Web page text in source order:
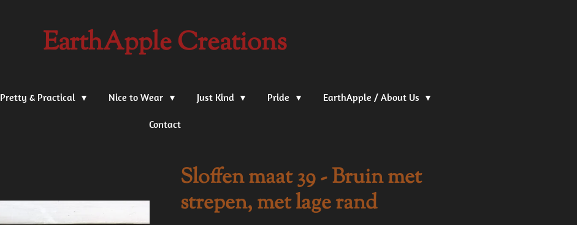
EarthApple Creations
Pretty & Practical Nice to Wear Just Kind Pride EarthApple / About Us
Contact
Sloffen maat 39 - Bruin met
strepen, met lage rand